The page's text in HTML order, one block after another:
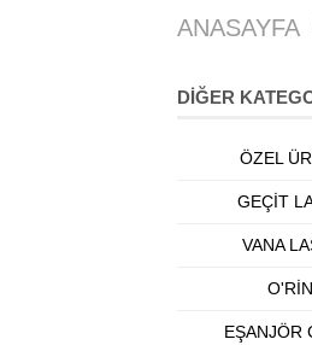
ANASAYFA
DIĞER
ÖZEL
GEÇIT
VANA
EŞANJÖR